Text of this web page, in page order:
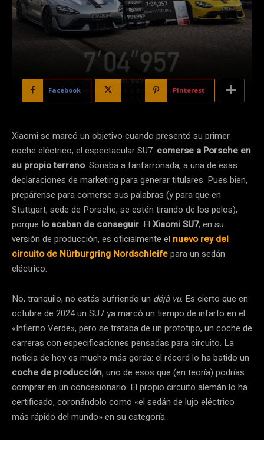
Facebook Pinterest
Xiaomi se marcó un objetivo cuando presentó su primer
coche eléctrico, el espectacular SU7: comerse a Porsche en
su propio terreno. Sonaba a fanfarronada, a una de esas
declaraciones de marketing para generar titulares. Pues bien,
prepárense para comerse sus palabras (y para que en
Stuttgart, sede de Porsche, se estén tirando de los pelos),
porque lo acaban de conseguir. El Xiaomi SU7, en su
versión de producción, es oficialmente el nuevo rey del
circuito de Nürburgring Nordschleifepara un sedán
eléctrico.
No, tranquilo, no estás sufriendo un déjà vu. Es cierto que en
octubre de 2024 un SU7 ya marcó un tiempo de infarto en el
«Infierno Verde», pero se trataba de un prototipo, un coche de
carreras con especificaciones pensadas para circuito. La
noticia de hoy es mucho más gorda: el récord lo ha batido un
coche de producción, uno de esos que (en teoría) podrías
comprar en un concesionario. El propio circuito alemán lo ha
certificado, coronándolo como «el sedán de lujo eléctrico
más rápido del mundo» en su categoría.